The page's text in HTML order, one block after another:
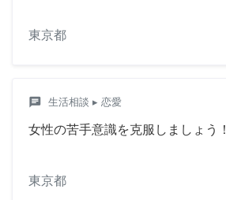
東京都
chat 生活相談 ▸ 恋愛
女性の苦手意識を克服しましょう！
東京都